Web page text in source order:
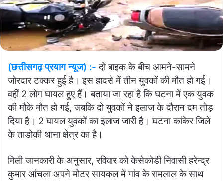
(छत्तीसगढ़ प्रयाग न्यूज) :- दो बाइक के बीच आमने-सामने
जोरदार टक्कर हुई है। इस हादसे में तीन युवकों की मौत हो गई।
वहीं 2 लोग घायल हुए हैं। बताया जा रहा है कि घटना में एक युवक
की मौके मौत हो गई, जबकि दो युवकों ने इलाज के दौरान दम तोड़
दिया है। 2 घायल युवकों का इलाज जारी है। घटना कांकेर जिले
के ताडोकी थाना क्षेत्र का है।
मिली जानकारी के अनुसार, रविवार को केसेकोडी निवासी हरेन्द्र
कुमार आंचला अपने मोटर सायकल में गांव के रामलाल के साथ